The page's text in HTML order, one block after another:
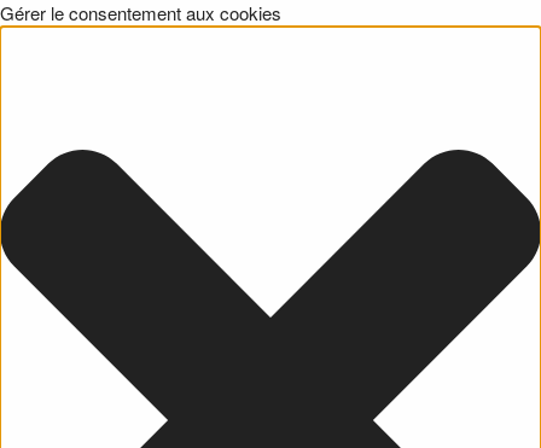
Gérer le consentement aux cookies